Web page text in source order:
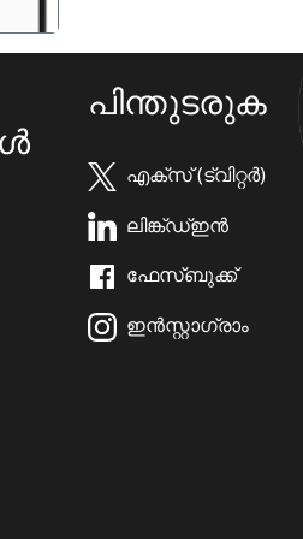
പിന്തുടരുക
എക്സ് (ട്വിറ്റർ)
ലിങ്ക്ഡ്ഇൻ
ഫേസ്ബുക്ക്
ഇൻസ്റ്റാഗ്രാം